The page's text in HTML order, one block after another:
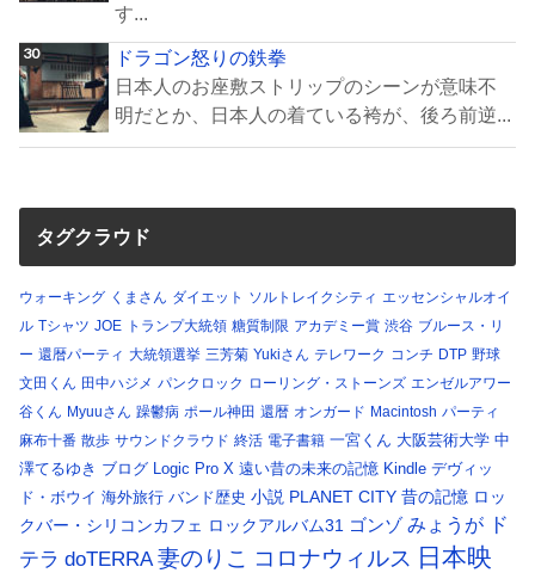
す...
ドラゴン怒りの鉄拳
日本人のお座敷ストリップのシーンが意味不
明だとか、日本人の着ている袴が、後ろ前逆...
タグクラウド
ウォーキング くまさん ダイエット ソルトレイクシティ エッセンシャルオイ
ル Tシャツ JOE トランプ大統領 糖質制限 アカデミー賞 渋谷 ブルース・リ
ー 還暦パーティ 大統領選挙 三芳菊 Yukiさん テレワーク コンチ DTP 野球
文田くん 田中ハジメ パンクロック ローリング・ストーンズ エンゼルアワー
谷くん Myuuさん 躁鬱病 ポール神田 還暦 オンガード Macintosh パーティ
麻布十番 散歩 サウンドクラウド 終活 電子書籍 一宮くん 大阪芸術大学 中
澤てるゆき ブログ Logic Pro X 遠い昔の未来の記憶 Kindle デヴィッ
ド・ボウイ 海外旅行 バンド歴史 小説 PLANET CITY 昔の記憶 ロッ
クバー・シリコンカフェ ロックアルバム31 ゴンゾ みょうが ド
テラ doTERRA 妻のりこ コロナウィルス 日本映